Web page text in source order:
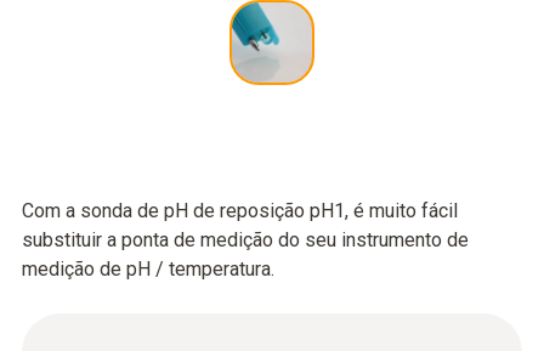
Com a sonda de pH de reposição pH1, é muito fácil
substituir a ponta de medição do seu instrumento de
medição de pH / temperatura.